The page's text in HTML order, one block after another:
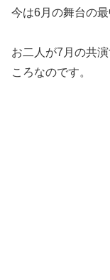
今は6月の舞台の最
お二人が7月の共
ころなのです。